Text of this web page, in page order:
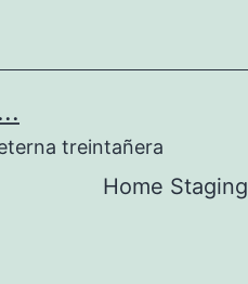
treintañera
Home Staging